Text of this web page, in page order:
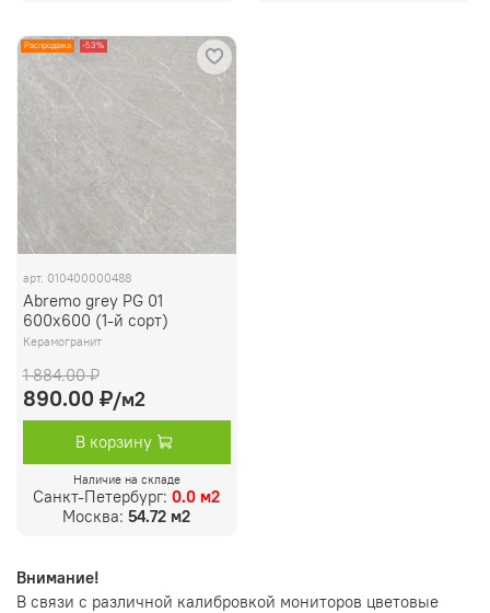
Распродажа -53%
арт. 010400000488
Abremo grey PG 01
600х600 (1-й сорт)
Керамогранит
1 884.00 ₽
890.00 ₽/м2
В корзину
Наличие на складе
Санкт-Петербург:0.0 м2
Москва:54.72 м2
Внимание!
В связи с различной калибровкой мониторов цветовые